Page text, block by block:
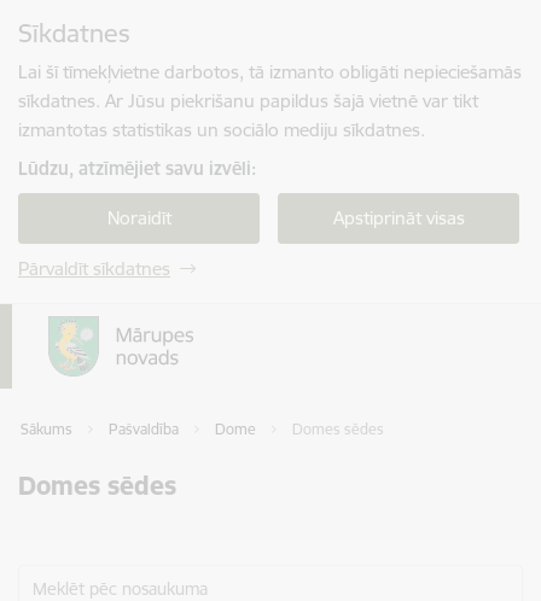
Sīkdatnes
Lai šī tīmekļvietne darbotos, tā izmanto obligāti nepieciešamās
sīkdatnes. Ar Jūsu piekrišanu papildus šajā vietnē var tikt
izmantotas statistikas un sociālo mediju sīkdatnes.
Lūdzu, atzīmējiet savu izvēli:
Noraidīt Apstiprināt visas
Pārvaldīt sīkdatnes
Sākums Pašvaldība Dome Domes sēdes
Domes sēdes
Meklēt pēc nosaukuma